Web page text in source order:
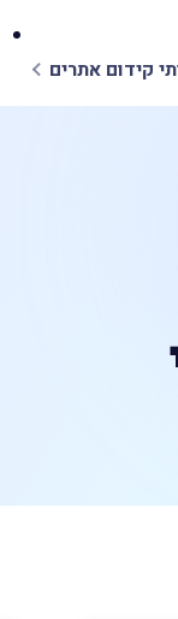
קידום אתרים